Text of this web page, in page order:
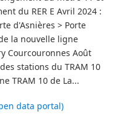
du RER E Avril 2024 :
d'Asnières > Porte
la nouvelle ligne
Courcouronnes Août
stations du TRAM 10
TRAM 10 de La...
data portal)